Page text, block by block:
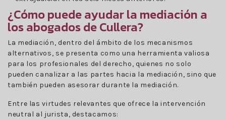
¿Cómo puede ayudar la mediación a
los abogados de Cullera?
La mediación, dentro del ámbito de los mecanismos
alternativos, se presenta como una herramienta valiosa
para los profesionales del derecho, quienes no solo
pueden canalizar a las partes hacia la mediación, sino que
también pueden asesorar durante la mediación.
Entre las virtudes relevantes que ofrece la intervención
neutral al jurista, destacamos: